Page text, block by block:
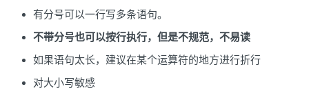
有分号可以一行写多条语句。
不带分号也可以按行执行，但是不规范，不易读
如果语句太长，建议在某个运算符的地方进行折行
对大小写敏感